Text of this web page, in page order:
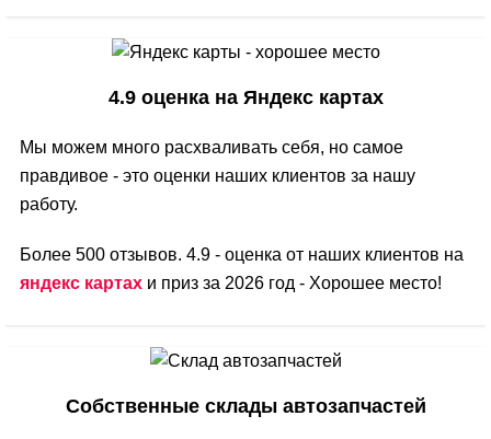
4.9 оценка на Яндекс картах
Мы можем много расхваливать себя, но самое
правдивое - это оценки наших клиентов за нашу
работу.
Более 500 отзывов. 4.9 - оценка от наших клиентов на
яндекс картах и приз за 2026 год - Хорошее место!
Собственные склады автозапчастей